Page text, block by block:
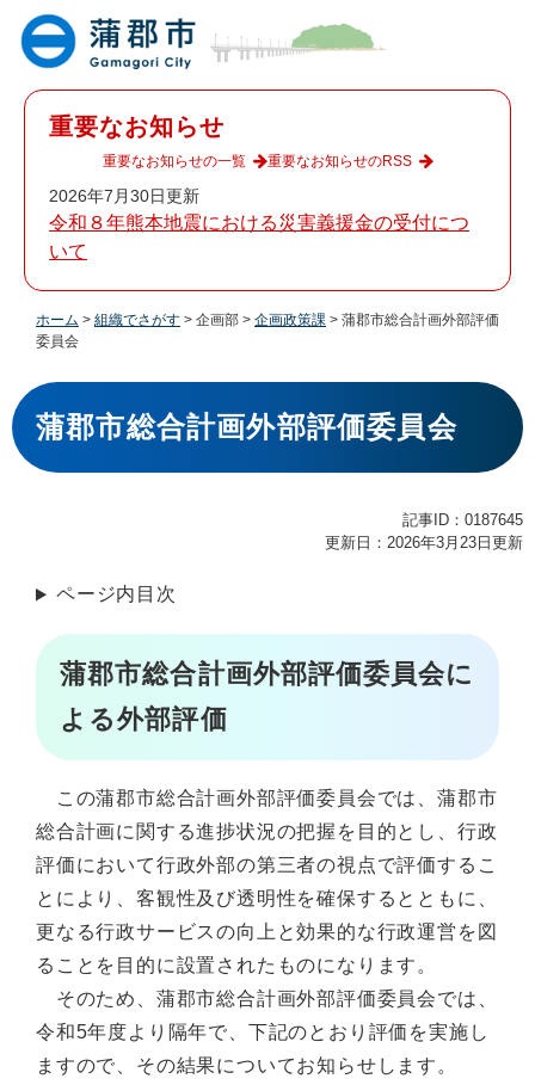
重要なお知らせ
2026年7月30日更新
令和８年熊本地震における災害義援金の受付につ
いて
重要なお知らせの一覧 重要なお知らせのRSS
ホーム > 組織でさがす > 企画部 > 企画政策課 > 蒲郡市総合計画外部評価
委員会
本
文
蒲郡市総合計画外部評価委員会
記事ID：0187645
更新日：2026年3月23日更新
ページ内目次
蒲郡市総合計画外部評価委員会に
よる外部評価
この蒲郡市総合計画外部評価委員会では、蒲郡市
総合計画に関する進捗状況の把握を目的とし、行政
評価において行政外部の第三者の視点で評価するこ
とにより、客観性及び透明性を確保するとともに、
更なる行政サービスの向上と効果的な行政運営を図
ることを目的に設置されたものになります。
そのため、蒲郡市総合計画外部評価委員会では、
令和5年度より隔年で、下記のとおり評価を実施し
ますので、その結果についてお知らせします。